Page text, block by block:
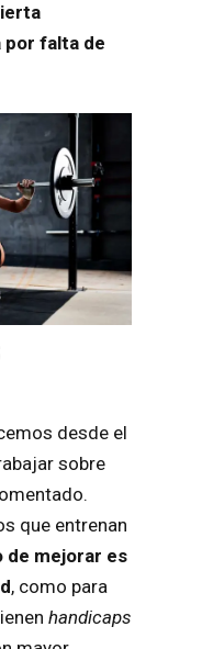
por falta de
desde el
sobre
que entrenan
de mejorar es
, como para
handicaps